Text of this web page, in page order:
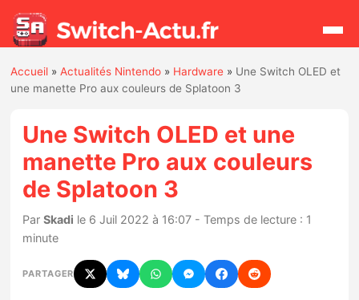
Actualités
Jeux
Hardware
Mises à jour
Accueil »Actualités Nintendo » Hardware » Une Switch OLED et
une manette Pro aux couleurs de Splatoon 3
Une Switch OLED et une
manette Pro aux couleurs
de Splatoon 3
ParSkadi le 6 Juil 2022 à 16:07 - Temps de lecture : 1
minute
PARTAGER